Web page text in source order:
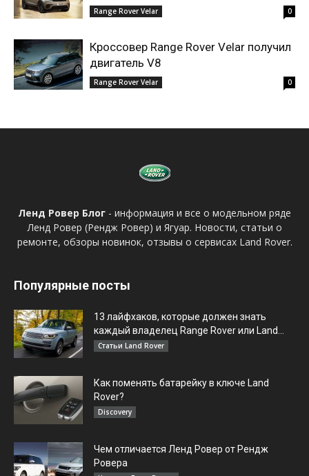
Range Rover Velar 0
Кроссовер Range Rover Velar получил
двигатель V8
Range Rover Velar 0
Ленд Ровер Блог - информация и все о модельном ряде
Ленд Ровер (Рендж Ровер) и Ягуар. Новости, статьи о
ремонте, обзоры новинок, отзывы о сервисах Land Rover.
Популярные посты
13 лайфхаков, которые должен знать
каждый владелец Range Rover или Land...
Статьи Land Rover
Как поменять батарейку в ключе Land
Rover?
Discovery
Чем отличается Ленд Ровер от Рендж
Ровера